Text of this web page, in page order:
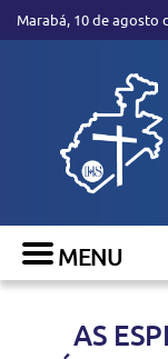
Marabá, 10 de agosto
AS